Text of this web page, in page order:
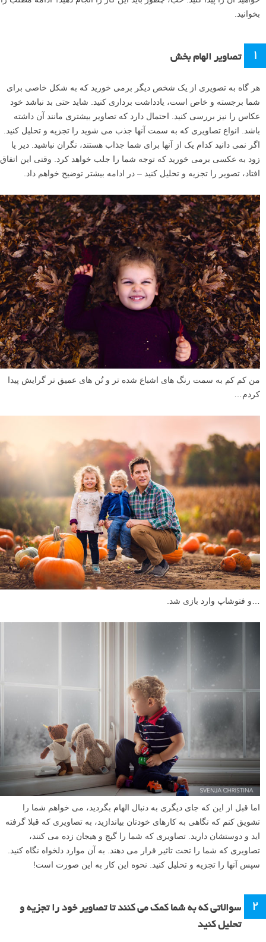
بخوانید.
۱ تصاویر الهام بخش
هر گاه به تصویری از یک شخص دیگر برمی خورید که به شکل خاصی برای
شما برجسته و خاص است، یادداشت برداری کنید. شاید حتی بد نباشد خود
عکاس را نیز بررسی کنید. احتمال دارد که تصاویر بیشتری مانند آن داشته
باشد. انواع تصاویری که به سمت آنها جذب می شوید را تجزیه و تحلیل کنید.
اگر نمی دانید کدام یک از آنها برای شما جذاب هستند، نگران نباشید. دیر یا
زود به عکسی برمی خورید که توجه شما را جلب خواهد کرد. وقتی این اتفاق
افتاد، تصویر را تجزیه و تحلیل کنید – در ادامه بیشتر توضیح خواهم داد.
من کم کم به سمت رنگ های اشباع شده تر و تُن های عمیق تر گرایش پیدا
کردم…
…و فتوشاپ وارد بازی شد.
اما قبل از این که جای دیگری به دنبال الهام بگردید، می خواهم شما را
تشویق کنم که نگاهی به کارهای خودتان بیاندازید، به تصاویری که قبلا گرفته
اید و دوستشان دارید. تصاویری که شما را گیج و هیجان زده می کنند،
تصاویری که شما را تحت تاثیر قرار می دهند. به آن موارد دلخواه نگاه کنید.
سپس آنها را تجزیه و تحلیل کنید. نحوه این کار به این صورت است!
۲
سوالاتی که به شما کمک می کنند تا تصاویر خود را تجزیه و
تحلیل کنید